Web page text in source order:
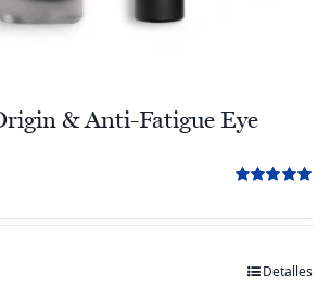
& Anti-Fatigue Eye
Detalles